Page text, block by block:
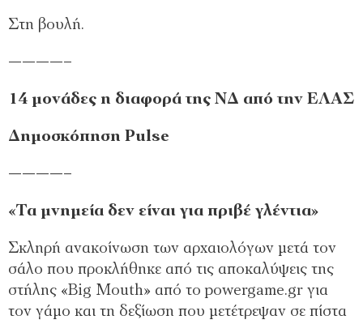
Στη βουλή.
­————–
14 μονάδες η διαφορά της ΝΔ από την ΕΛΑΣ
Δημοσκόπηση Pulse
­————–
«Τα μνημεία δεν είναι για πριβέ γλέντια»
Σκληρή ανακοίνωση των αρχαιολόγων μετά τον
σάλο που προκλήθηκε από τις αποκαλύψεις της
στήλης «Big Mouth» από το powergame.gr για
τον γάμο και τη δεξίωση που μετέτρεψαν σε πίστα